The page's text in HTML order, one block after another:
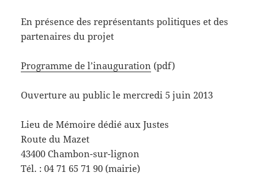
En présence des représentants politiques et des
partenaires du projet
Programme de l’inauguration (pdf)
Ouverture au public le mercredi 5 juin 2013
Lieu de Mémoire dédié aux Justes
Route du Mazet
43400 Chambon-sur-lignon
Tél. : 04 71 65 71 90 (mairie)